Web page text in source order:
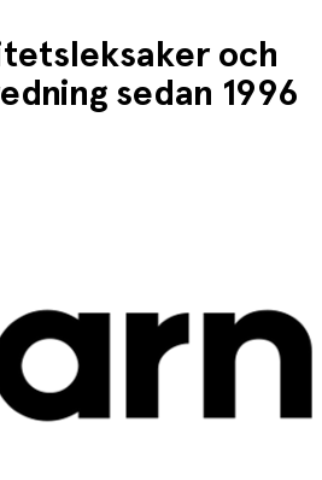
och
sedan 1996